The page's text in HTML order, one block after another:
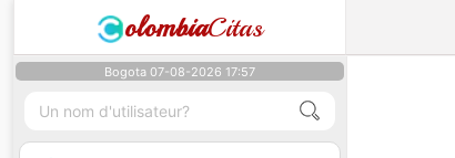
olombiaCitas
Bogota 07-08-2026 17:57